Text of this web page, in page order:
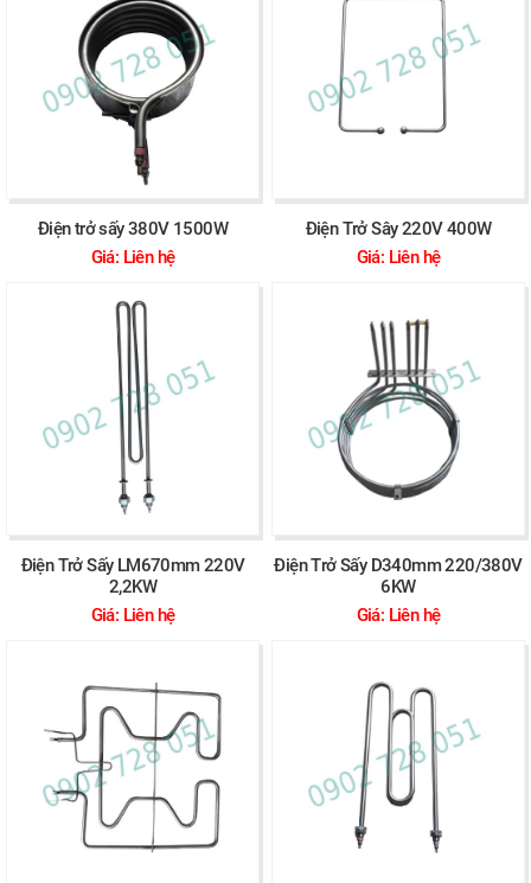
Điện trở sấy 380V 1500W
Giá: Liên hệ
Điện Trở Sây 220V 400W
Giá: Liên hệ
Điện Trở Sấy LM670mm 220V
2,2KW
Giá: Liên hệ
Điện Trở Sấy D340mm 220/380V
6KW
Giá: Liên hệ